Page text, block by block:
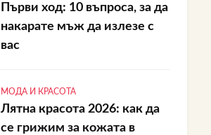
Първи ход: 10 въпроса, за да
накарате мъж да излезе с
вас
МОДА И КРАСОТА
Лятна красота 2026: как да
се грижим за кожата в